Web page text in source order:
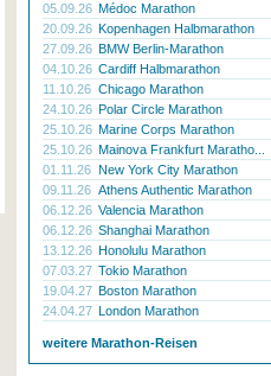
05.09.26 Médoc Marathon
20.09.26 Kopenhagen Halbmarathon
27.09.26 BMW Berlin-Marathon
04.10.26 Cardiff Halbmarathon
11.10.26 Chicago Marathon
24.10.26 Polar Circle Marathon
25.10.26 Marine Corps Marathon
25.10.26 Mainova Frankfurt Maratho...
01.11.26 New York City Marathon
09.11.26 Athens Authentic Marathon
06.12.26 Valencia Marathon
06.12.26 Shanghai Marathon
13.12.26 Honolulu Marathon
07.03.27 Tokio Marathon
19.04.27 Boston Marathon
24.04.27 London Marathon
weitere Marathon-Reisen